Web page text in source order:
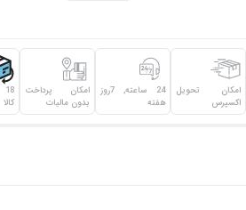
امکان تحویل
اکسپرس
24 ساعته, 7روز
هفته
امکان پرداخت
بدون مالیات
کالا